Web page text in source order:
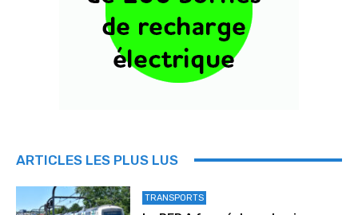
ARTICLES LES PLUS LUS
TRANSPORTS